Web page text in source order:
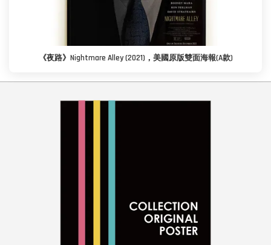
《夜路》Nightmare Alley (2021)，美國原版雙面海報(A款)